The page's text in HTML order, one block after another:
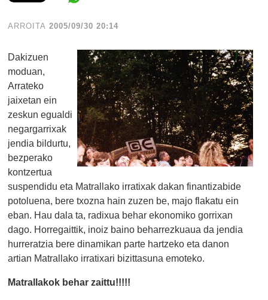
ARROITA 2005/09/30 20:14
Dakizuen
moduan,
Arrateko
jaixetan ein
zeskun egualdi
negargarrixak
jendia bildurtu,
bezperako
kontzertua
suspendidu eta Matrallako irratixak dakan finantizabide
potoluena, bere txozna hain zuzen be, majo flakatu ein
eban. Hau dala ta, radixua behar ekonomiko gorrixan
dago. Horregaittik, inoiz baino beharrezkuaua da jendia
hurreratzia bere dinamikan parte hartzeko eta danon
artian Matrallako irratixari bizittasuna emoteko.
Matrallakok behar zaittu!!!!!